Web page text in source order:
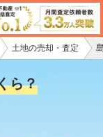
土地の売却・査定
ら？